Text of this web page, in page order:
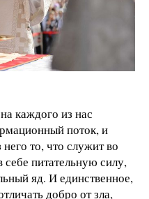
каждого из нас
поток, и
то, что служит во
себе питательную силу,
яд. И единственное,
добро от зла,